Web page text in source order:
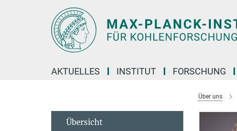
AKTUELLES INSTITUT FORSCHUNG
Über uns
Übersicht